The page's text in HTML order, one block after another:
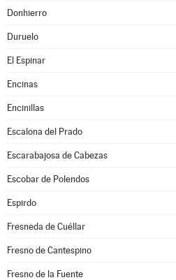
Donhierro
Duruelo
El Espinar
Encinas
Encinillas
Escalona del Prado
Escarabajosa de Cabezas
Escobar de Polendos
Espirdo
Fresneda de Cuéllar
Fresno de Cantespino
Fresno de la Fuente